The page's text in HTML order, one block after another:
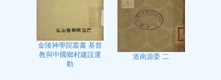
金陵神學院叢書 基督
教與中國鄉村建設運
動
道南源委 二